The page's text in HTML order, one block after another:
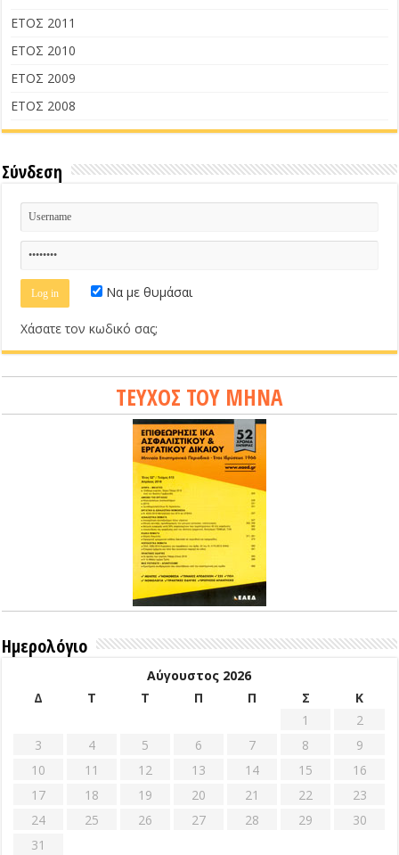
ΕΤΟΣ 2011
ΕΤΟΣ 2010
ΕΤΟΣ 2009
ΕΤΟΣ 2008
Σύνδεση
Να με θυμάσαι
Χάσατε τον κωδικό σας;
ΤΕΥΧΟΣ ΤΟΥ ΜΗΝΑ
Ημερολόγιο
Αύγουστος 2026
Δ
Τ Τ Π Π Σ
Κ
1
2
3
4 5 6 7 8
9
10
11 12 13 14 15
16
17
18 19 20 21 22
23
24
25 26 27 28 29
30
31